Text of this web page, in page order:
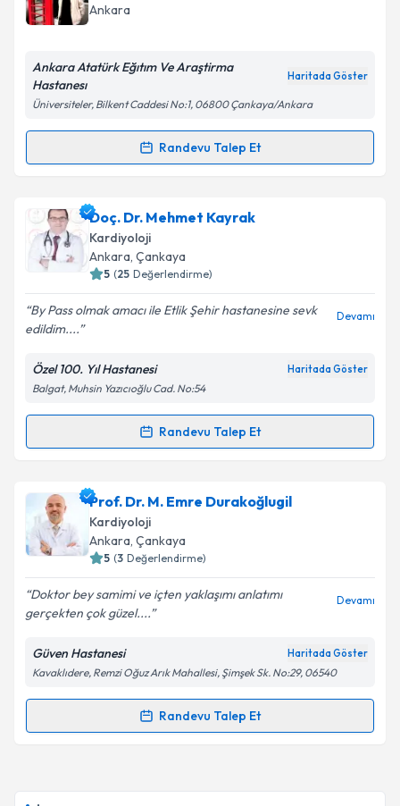
Ankara
Ankara Atatürk Eğıtım Ve Araştirma
Hastanesı
Haritada Göster
Üniversiteler, Bilkent Caddesi No:1, 06800 Çankaya/Ankara
Randevu Talep Et
Randevu Takvimi Talebi
Prof. Dr. Hüseyin Ayhan için randevu takvimi talebi
oluşturun. Size bu uzmandan randevu almanız için bir
takvim hazırlandığında e-posta ile bilgilendireceğiz.
Kişisel verilerimin işlenmesine ilişkin
Aydınlatma
Metni'ni okudum ve kişisel verilerimin belirtilen
kapsamda işlenmesini kabul ediyorum.
Doç. Dr. Mehmet Kayrak
Kardiyoloji
Ankara, Çankaya
5 (25 Değerlendirme)
By Pass olmak amacı ile Etlik Şehir hastanesine sevk
edildim....
Devamı
Özel 100. Yıl Hastanesi Haritada Göster
Balgat, Muhsin Yazıcıoğlu Cad. No:54
Randevu Talep Et
Randevu Takvimi Talebi
Doç. Dr. Mehmet Kayrakiçin randevu takvimi talebi
oluşturun. Size bu uzmandan randevu almanız için bir
takvim hazırlandığında e-posta ile bilgilendireceğiz.
Kişisel verilerimin işlenmesine ilişkin
Aydınlatma
Metni'ni okudum ve kişisel verilerimin belirtilen
kapsamda işlenmesini kabul ediyorum.
Prof. Dr. M. Emre Durakoğlugil
Kardiyoloji
Ankara, Çankaya
5 (3 Değerlendirme)
Doktor bey samimi ve içten yaklaşımı anlatımı
gerçekten çok güzel....
Devamı
Güven Hastanesi Haritada Göster
Kavaklıdere, Remzi Oğuz Arık Mahallesi, Şimşek Sk. No:29, 06540
Randevu Talep Et
Randevu Takvimi Talebi